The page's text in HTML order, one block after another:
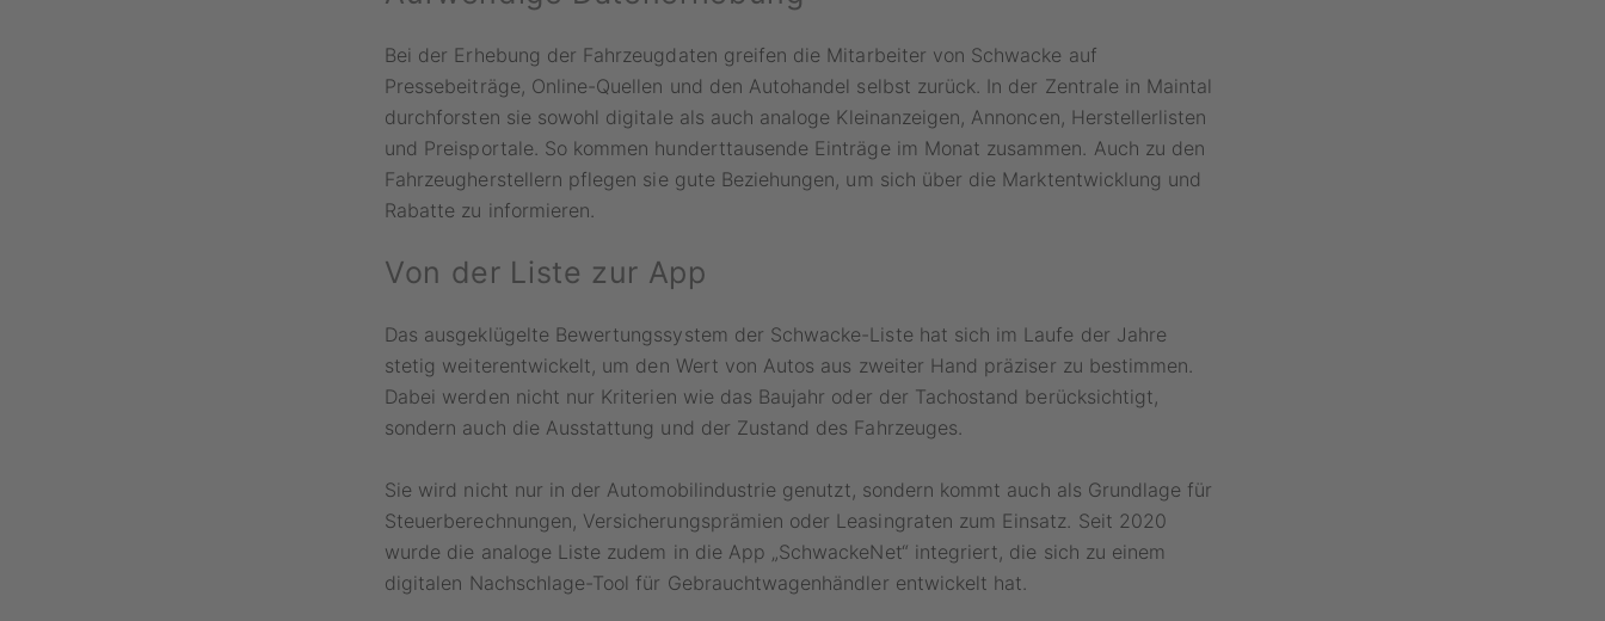
Bei der Erhebung der Fahrzeugdaten greifen die Mitarbeiter von Schwacke auf
Pressebeiträge, Online-Quellen und den Autohandel selbst zurück. In der Zentrale in Maintal
durchforsten sie sowohl digitale als auch analoge Kleinanzeigen, Annoncen, Herstellerlisten
und Preisportale. So kommen hunderttausende Einträge im Monat zusammen. Auch zu den
Fahrzeugherstellern pflegen sie gute Beziehungen, um sich über die Marktentwicklung und
Rabatte zu informieren.
Von der Liste zur App
Das ausgeklügelte Bewertungssystem der Schwacke-Liste hat sich im Laufe der Jahre
stetig weiterentwickelt, um den Wert von Autos aus zweiter Hand präziser zu bestimmen.
Dabei werden nicht nur Kriterien wie das Baujahr oder der Tachostand berücksichtigt,
sondern auch die Ausstattung und der Zustand des Fahrzeuges.
Sie wird nicht nur in der Automobilindustrie genutzt, sondern kommt auch als Grundlage für
Steuerberechnungen, Versicherungsprämien oder Leasingraten zum Einsatz. Seit 2020
wurde die analoge Liste zudem in die App „SchwackeNet“ integriert, die sich zu einem
digitalen Nachschlage-Tool für Gebrauchtwagenhändler entwickelt hat.